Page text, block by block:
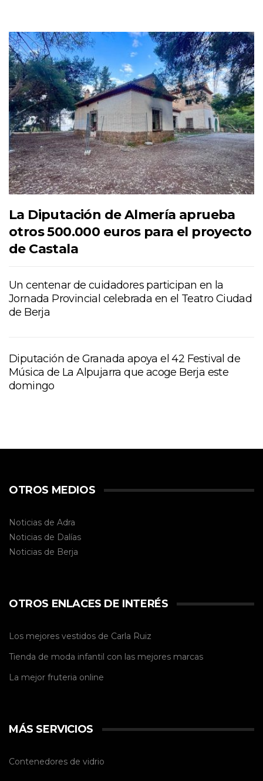
La Diputación de Almería aprueba
otros 500.000 euros para el proyecto
de Castala
Un centenar de cuidadores participan en la
Jornada Provincial celebrada en el Teatro Ciudad
de Berja
Diputación de Granada apoya el 42 Festival de
Música de La Alpujarra que acoge Berja este
domingo
OTROS MEDIOS
Noticias de Adra
Noticias de Dalías
Noticias de Berja
OTROS ENLACES DE INTERÉS
Los mejores vestidos de Carla Ruiz
Tienda de moda infantil con las mejores marcas
La mejor fruteria online
MÁS SERVICIOS
Contenedores de vidrio